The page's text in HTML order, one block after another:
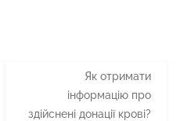
Як отримати
інформацію про
здійснені донації крові?